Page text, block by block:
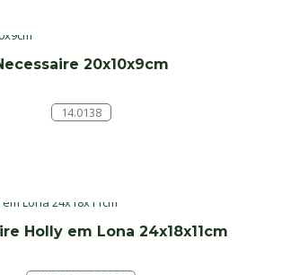
20x10x9cm
14.0138
Holly em Lona 24x18x11cm